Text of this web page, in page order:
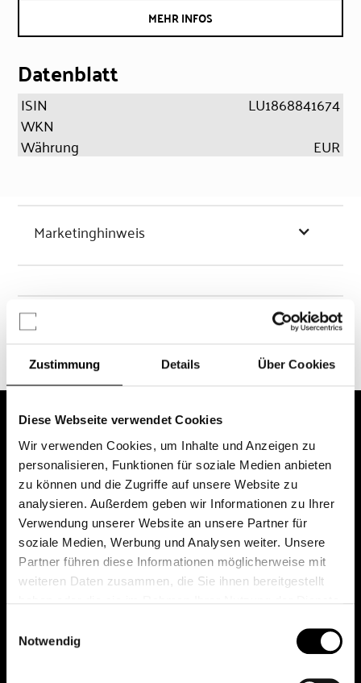
Zustimmung Details Über Cookies
Diese Webseite verwendet Cookies
Wir verwenden Cookies, um Inhalte und Anzeigen zu
personalisieren, Funktionen für soziale Medien anbieten
zu können und die Zugriffe auf unsere Website zu
analysieren. Außerdem geben wir Informationen zu Ihrer
Verwendung unserer Website an unsere Partner für
soziale Medien, Werbung und Analysen weiter. Unsere
Partner führen diese Informationen möglicherweise mit
weiteren Daten zusammen, die Sie ihnen bereitgestellt
Notwendig
MEHR INFOS
Datenblatt
ISIN
LU1868841674
WKN
Währung
EUR
Marketinghinweis
Chancen & Risiken
Das erste Depot in Österreich mit 0€ Kontoführung,
0€ Ausgabeaufschlag und 0€ Depotgebühren bei
knapp 2000 Fonds und 0€ Orderspesen.